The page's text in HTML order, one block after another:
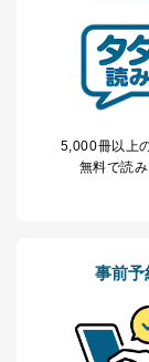
※上記の利
ータ（開示
なお、6、7
各SNS運
当社は、
ません。た
法令に基
5,000冊以上
無料で読
事前予